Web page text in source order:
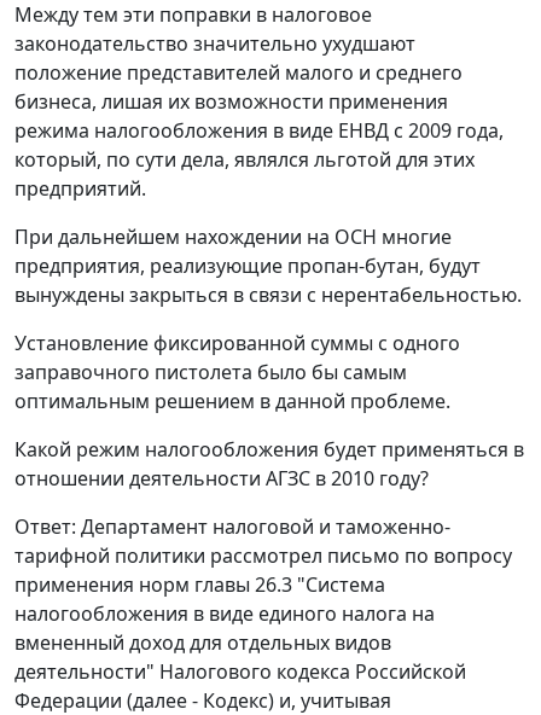
Между тем эти поправки в налоговое
законодательство значительно ухудшают
положение представителей малого и среднего
бизнеса, лишая их возможности применения
режима налогообложения в виде ЕНВД с 2009 года,
который, по сути дела, являлся льготой для этих
предприятий.
При дальнейшем нахождении на ОСН многие
предприятия, реализующие пропан-бутан, будут
вынуждены закрыться в связи с нерентабельностью.
Установление фиксированной суммы с одного
заправочного пистолета было бы самым
оптимальным решением в данной проблеме.
Какой режим налогообложения будет применяться в
отношении деятельности АГЗС в 2010 году?
Ответ: Департамент налоговой и таможенно-
тарифной политики рассмотрел письмо по вопросу
применения норм главы 26.3 "Система
налогообложения в виде единого налога на
вмененный доход для отдельных видов
деятельности" Налогового кодекса Российской
Федерации (далее - Кодекс) и, учитывая